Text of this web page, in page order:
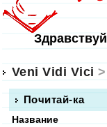
Veni Vidi Vici
Почитай-ка
Название